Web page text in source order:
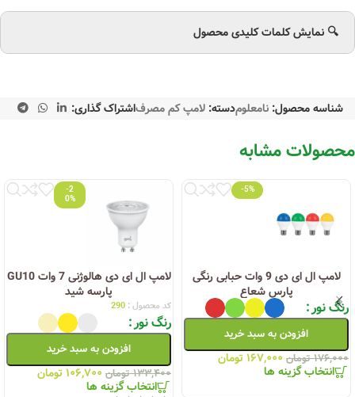
🔍 نمایش کلمات کلیدی محصول
شناسه محصول:نامعلومدسته: لامپ کم مصرفاشتراک گذاری:
محصولات مشابه
-5%
لامپ ال ای دی 9 وات حبابی رنگی
پارس شعاع
رنگ نور
افزودن به سبد خرید
۱۷۶,۰۰۰ تومان ۱۶۷,۰۰۰ تومان
انتخاب گزینه ها
-2
0%
لامپ ال ای دی هالوژنی 7 وات GU10
پارسه شید
کد محصول : 290
رنگ نور
افزودن به سبد خرید
۱۳۳,۴۰۰ تومان ۱۰۶,۷۰۰ تومان
انتخاب گزینه ها